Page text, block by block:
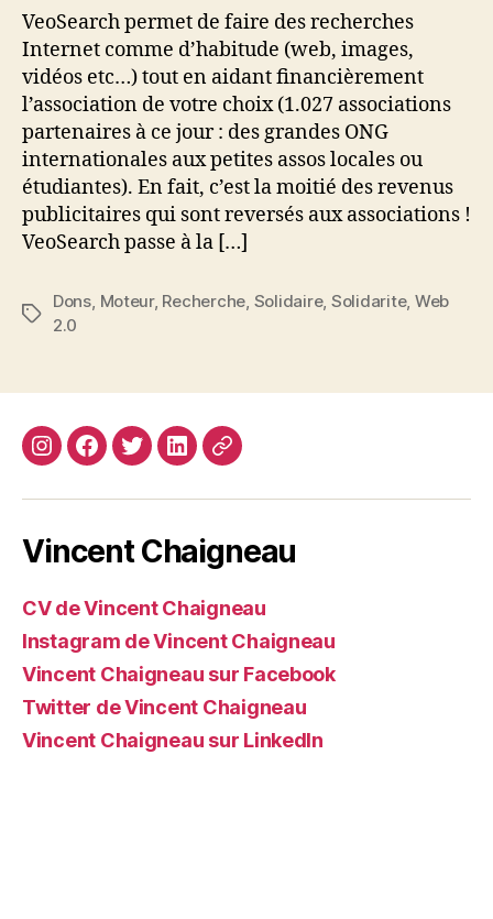
version
arrive
dés
demain
VeoSearch permet de faire des recherches
Internet comme d’habitude (web, images,
vidéos etc…) tout en aidant financièrement
l’association de votre choix (1.027 associations
partenaires à ce jour : des grandes ONG
internationales aux petites assos locales ou
étudiantes). En fait, c’est la moitié des revenus
publicitaires qui sont reversés aux associations !
VeoSearch passe à la […]
Étiquettes
Dons Moteur, Recherche Solidaire, Solidarite, Web
2.0
InstagramFacebook
TwitterLinkedin
Site
Vincent Chaigneau
CV de Vincent Chaigneau
Instagram de Vincent Chaigneau
Vincent Chaigneau sur Facebook
Twitter de Vincent Chaigneau
Vincent Chaigneau sur LinkedIn